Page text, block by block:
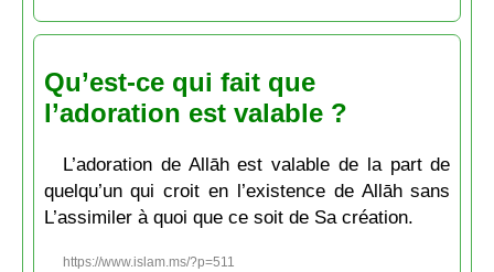
Qu’est-ce qui fait que
l’adoration est valable ?
L’adoration de Allāh est valable de la part de
quelqu’un qui croit en l’existence de Allāh sans
L’assimiler à quoi que ce soit de Sa création.
https://www.islam.ms/?p=511